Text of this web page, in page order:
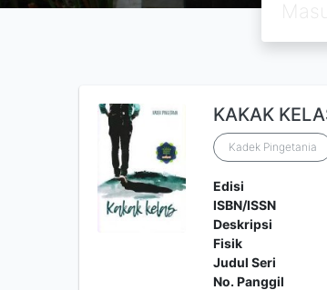
KAKAK
Kadek Pingetania
Edisi
ISBN/ISSN
Deskripsi
Fisik
Judul Seri
No. Panggil